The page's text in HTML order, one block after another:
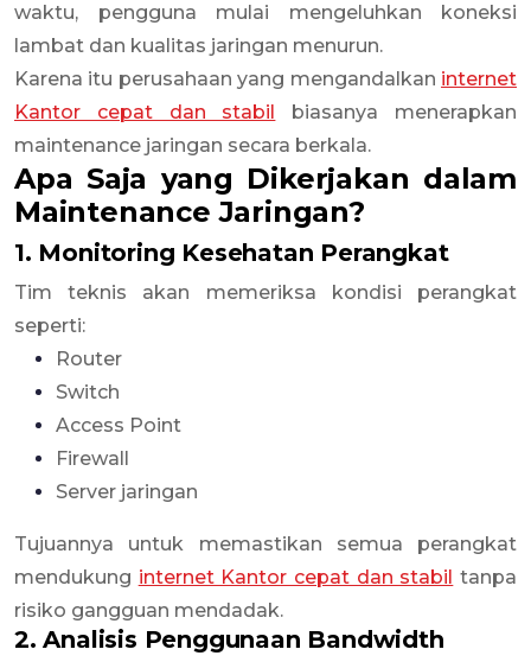
waktu, pengguna mulai mengeluhkan koneksi
lambat dan kualitas jaringan menurun.
Karena itu perusahaan yang mengandalkan internet
Kantor cepat dan stabil
biasanya menerapkan
maintenance jaringan secara berkala.
Apa Saja yang Dikerjakan dalam
Maintenance Jaringan?
1. Monitoring Kesehatan Perangkat
Tim teknis akan memeriksa kondisi perangkat
seperti:
Router
Switch
Access Point
Firewall
Server jaringan
Tujuannya untuk memastikan semua perangkat
mendukung internet Kantor cepat dan stabil tanpa
risiko gangguan mendadak.
2. Analisis Penggunaan Bandwidth